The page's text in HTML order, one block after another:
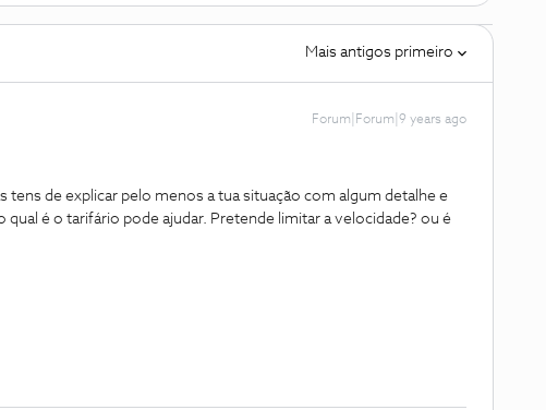
Mais antigos primeiro
Forum|Forum|9 years ago
tens de explicar pelo menos a tua situação com algum detalhe e
qual é o tarifário pode ajudar. Pretende limitar a velocidade? ou é